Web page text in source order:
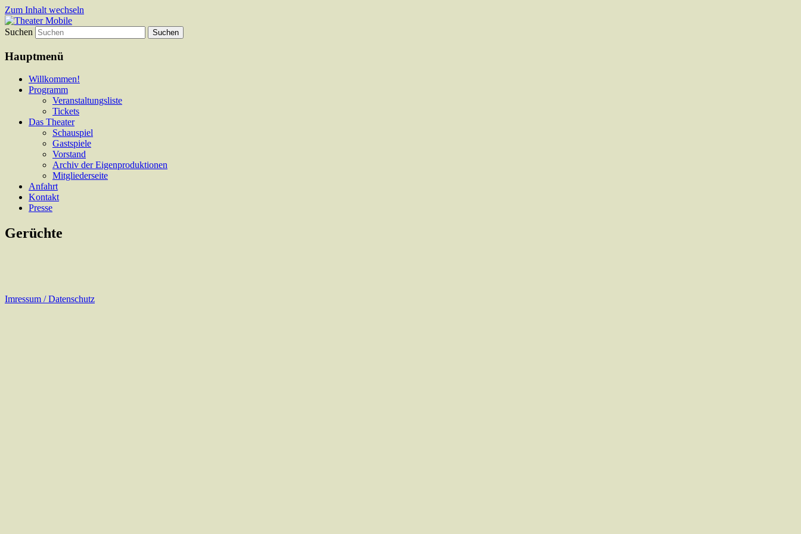
Zum Inhalt wechseln
Theater Mobile
Das schoenste Theater an der Bergstrasse
Suchen
Hauptmenü
Willkommen!
Programm
Veranstaltungsliste
Tickets
Das Theater
Schauspiel
Gastspiele
Vorstand
Archiv der Eigenproduktionen
Mitgliederseite
Anfahrt
Kontakt
Presse
Gerüchte
Imressum / Datenschutz